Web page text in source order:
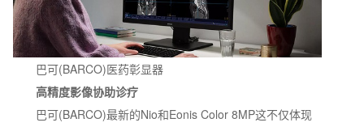
巴可(BARCO)医药彰显器
高精度影像协助诊疗
巴可(BARCO)最新的Nio和Eonis Color 8MP这不仅体现